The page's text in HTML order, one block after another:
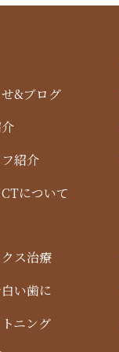
&ブログ
紹介
について
ス治療
い歯に
ニング